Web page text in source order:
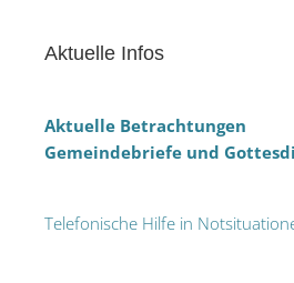
Aktuelle Infos
Aktuelle Betrachtungen
Gemeindebriefe und
Telefonische Hilfe in